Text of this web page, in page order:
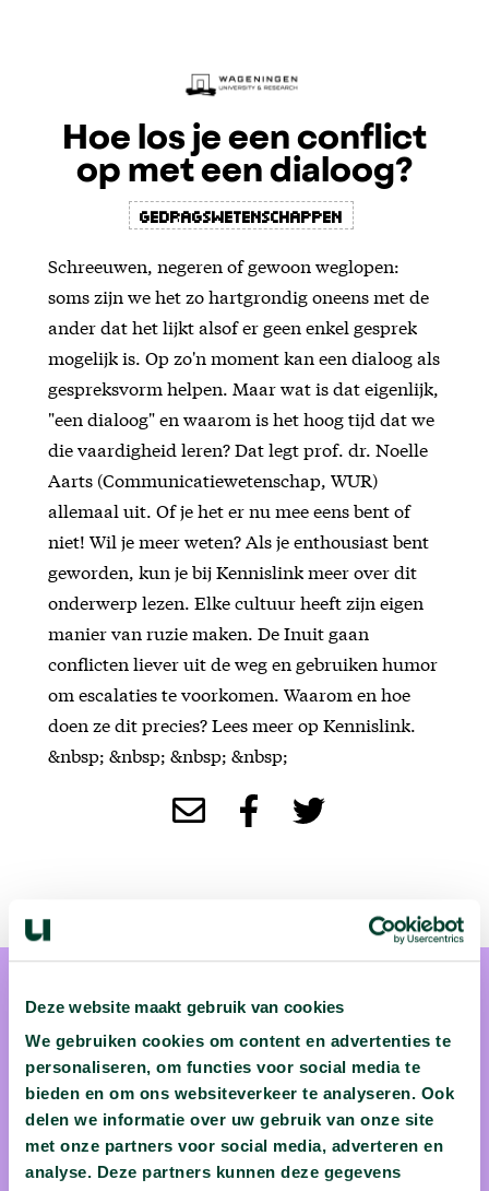
Deze website maakt gebruik van cookies
We gebruiken cookies om content en advertenties te
personaliseren, om functies voor social media te
bieden en om ons websiteverkeer te analyseren. Ook
delen we informatie over uw gebruik van onze site
met onze partners voor social media, adverteren en
analyse. Deze partners kunnen deze gegevens
Hoe los je een conflict
op met een dialoog?
Gedragswetenschappen
Schreeuwen, negeren of gewoon weglopen:
soms zijn we het zo hartgrondig oneens met de
ander dat het lijkt alsof er geen enkel gesprek
mogelijk is. Op zo'n moment kan een dialoog als
gespreksvorm helpen. Maar wat is dat eigenlijk,
"een dialoog" en waarom is het hoog tijd dat we
die vaardigheid leren? Dat legt prof. dr. Noelle
Aarts (Communicatiewetenschap, WUR)
allemaal uit. Of je het er nu mee eens bent of
niet! Wil je meer weten? Als je enthousiast bent
geworden, kun je bij Kennislink meer over dit
onderwerp lezen. Elke cultuur heeft zijn eigen
manier van ruzie maken. De Inuit gaan
conflicten liever uit de weg en gebruiken humor
om escalaties te voorkomen. Waarom en hoe
doen ze dit precies? Lees meer op Kennislink.
&nbsp; &nbsp; &nbsp; &nbsp;
Prof. dr. Noelle Aarts
"We moeten praten". Hoewel het klinkt als het begin van een
slechtnieuwsgesprek, is dat de boodschap van Noelle Aarts -